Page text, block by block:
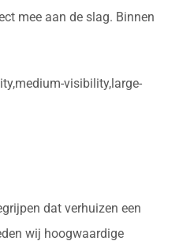
mee aan de slag. Binnen
visibility,large-
dat verhuizen een
wij hoogwaardige